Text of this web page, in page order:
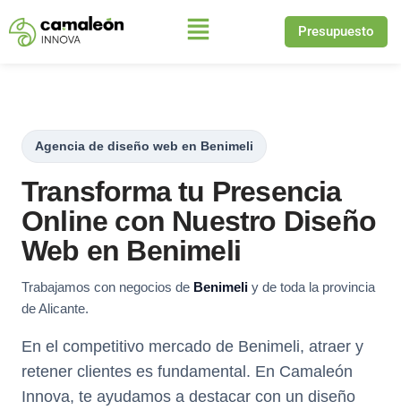
Saltar
Presupuesto
Agencia de diseño web en Benimeli
Transforma tu Presencia
Online con Nuestro Diseño
Web en Benimeli
Trabajamos con negocios de Benimeli y de toda la provincia
de Alicante.
En el competitivo mercado de Benimeli, atraer y
retener clientes es fundamental. En Camaleón
Innova, te ayudamos a destacar con un diseño